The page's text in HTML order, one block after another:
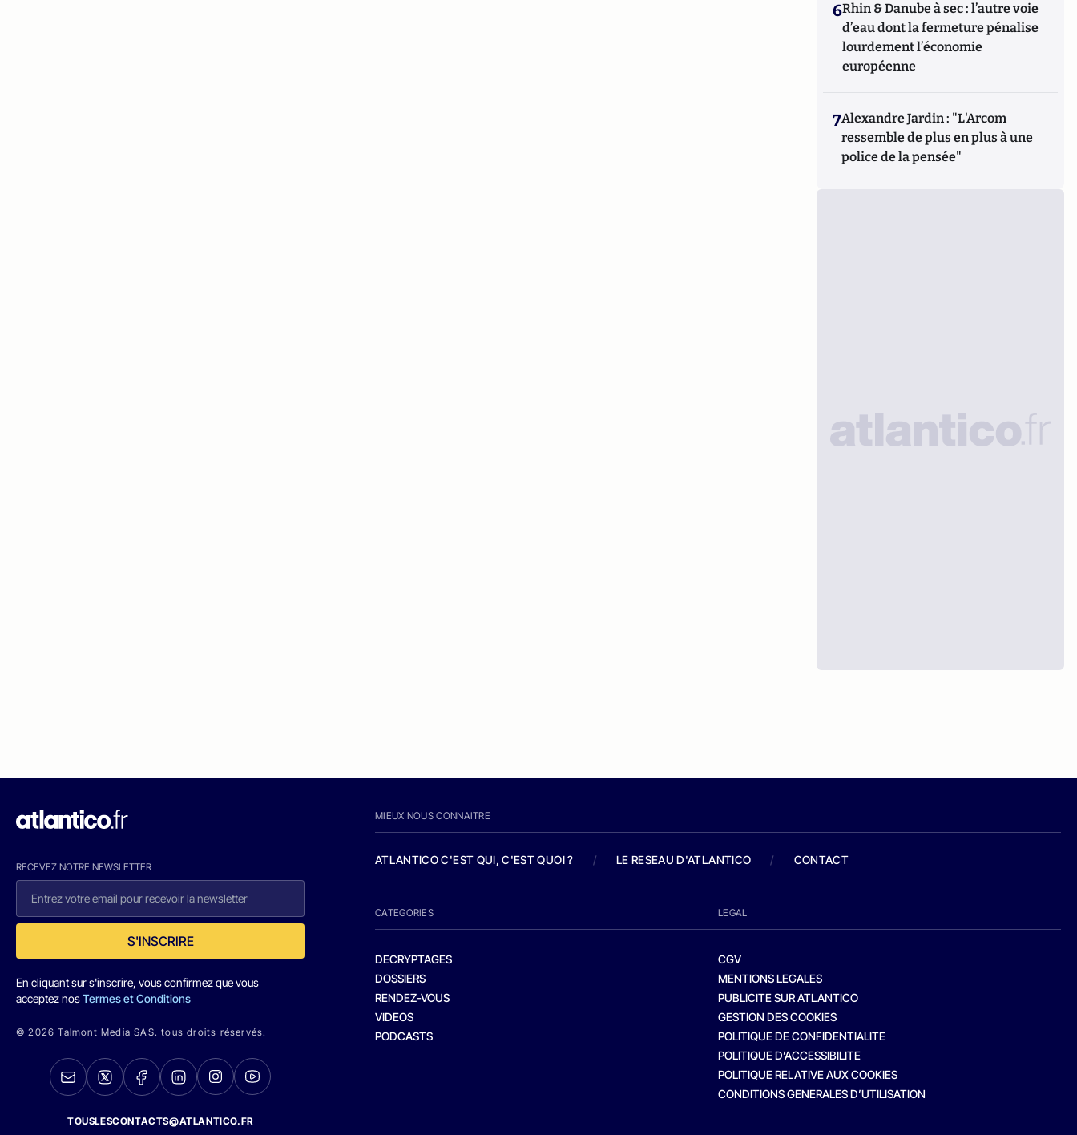
6Rhin & Danube à sec : l’autre voie
d’eau dont la fermeture pénalise
lourdement l’économie
européenne
7Alexandre Jardin : "L'Arcom
ressemble de plus en plus à une
police de la pensée"
RECEVEZ NOTRE NEWSLETTER
S'INSCRIRE
En cliquant sur s'inscrire, vous confirmez que vous
acceptez nosTermes et Conditions
© 2026 Talmont Media SAS. tous droits réservés.
TOUSLESCONTACTS@ATLANTICO.FR
MIEUX NOUS CONNAITRE
ATLANTICO C'EST QUI, C'EST QUOI ? / LE RESEAU D'ATLANTICO / CONTACT
CATEGORIES
DECRYPTAGES
DOSSIERS
RENDEZ-VOUS
VIDEOS
PODCASTS
LEGAL
CGV
MENTIONS LEGALES
PUBLICITE SUR ATLANTICO
GESTION DES COOKIES
POLITIQUE DE CONFIDENTIALITE
POLITIQUE D’ACCESSIBILITE
POLITIQUE RELATIVE AUX COOKIES
CONDITIONS GENERALES D’UTILISATION